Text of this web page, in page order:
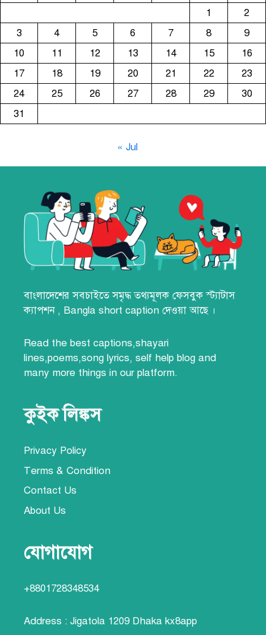
1
2
3
4 5 6 7 8
9
10
11 12 13 14 15
16
17
18 19 20 21 22
23
24
25 26 27 28 29
30
31
« Jul
বাংলাদেশের সবচাইতে সমৃদ্ধ তথ্যমূলক ফেসবুক স্ট্যাটাস
ক্যাপশন, Bangla short caption দেওয়া আছে ।
Read the best captions,shayari
lines,poems,song lyrics, self help blog and
many more things in our platform.
কুইক লিঙ্কস
Privacy Policy
Terms & Condition
Contact Us
About Us
যোগাযোগ
+8801728348534
Address : Jigatola 1209 Dhaka kx8app